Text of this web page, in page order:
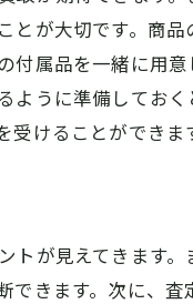
が大切です。商
属品を一緒に用
うに準備してお
けることができま
が見えてきます
きます。次に、